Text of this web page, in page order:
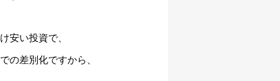
安い投資で、
の差別化ですから、